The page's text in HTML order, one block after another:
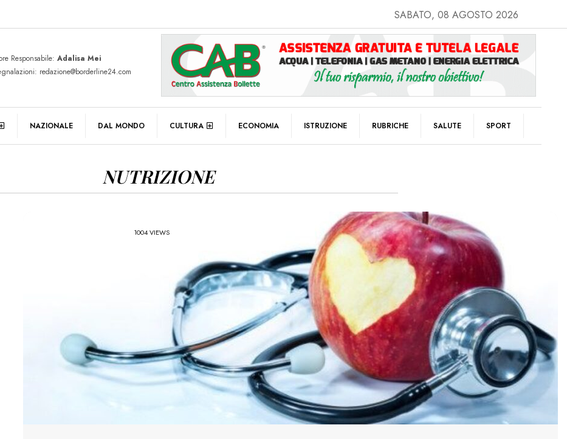
SABATO, 08 AGOSTO 2026
Responsabile: Adalisa Mei
redazione@borderline24.com
NAZIONALE DAL MONDO CULTURA ECONOMIA ISTRUZIONE RUBRICHE SALUTE SPORT
NUTRIZIONE
1004 VIEWS